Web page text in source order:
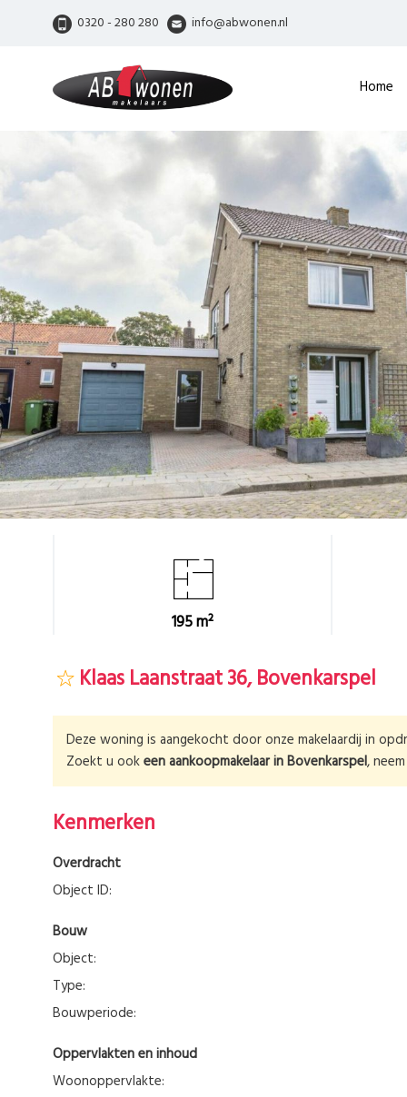
0320 - 280 280 info@abwonen.nl
Home
195 m²
Klaas Laanstraat 36, Bovenkarspel
Deze woning is aangekocht door onze makelaardij in
Zoekt u ookeen aankoopmakelaar inBovenkarspel,
Kenmerken
Overdracht
Object ID:
Bouw
Object:
Type:
Bouwperiode:
Oppervlakten en inhoud
Woonoppervlakte: